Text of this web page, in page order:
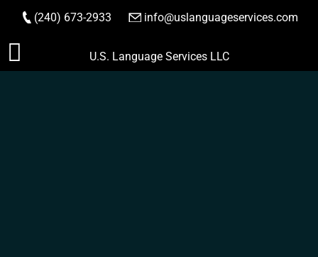
Saltar
(240) 673-2933 info@uslanguageservices.com
HACER PEDIDO
U.S. Language Services LLC